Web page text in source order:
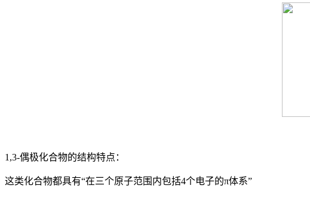
1,3-偶极化合物的结构特点：
这类化合物都具有“在三个原子范围内包括4个电子的π体系”